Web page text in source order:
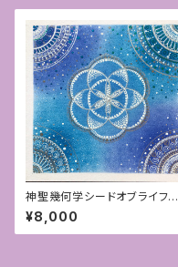
神聖幾何学シードオブライフパ
ステル＋点描アート＊1点もの
¥8,000